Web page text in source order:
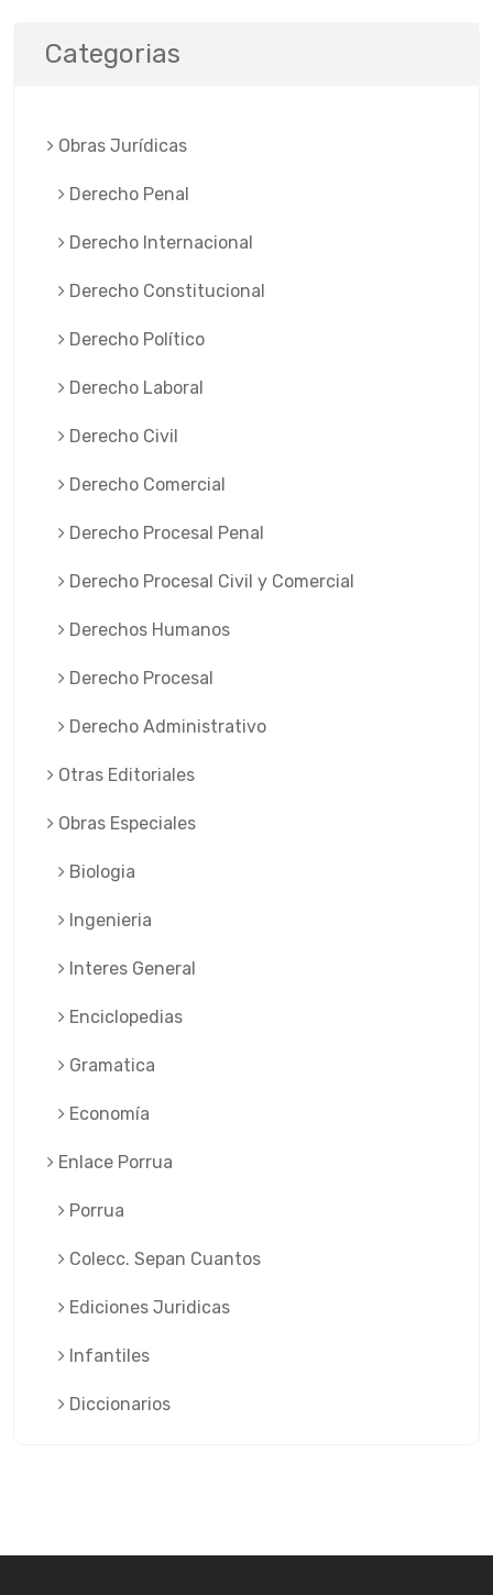
Categorias
Obras Jurí­dicas
Derecho Penal
Derecho Internacional
Derecho Constitucional
Derecho Político
Derecho Laboral
Derecho Civil
Derecho Comercial
Derecho Procesal Penal
Derecho Procesal Civil y Comercial
Derechos Humanos
Derecho Procesal
Derecho Administrativo
Otras Editoriales
Obras Especiales
Biologia
Ingenieria
Interes General
Enciclopedias
Gramatica
Economía
Enlace Porrua
Porrua
Colecc. Sepan Cuantos
Ediciones Juridicas
Infantiles
Diccionarios